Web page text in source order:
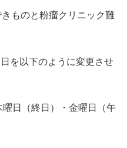
ものと粉瘤クリニック難
を以下のように変更させ
日（終日）・金曜日（午